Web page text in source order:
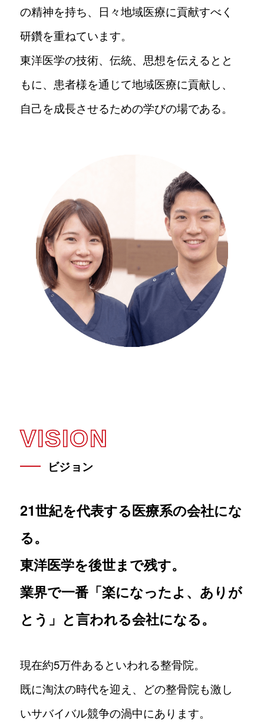
輩インタビュー｜石川玲美さん
ネージャーに聞く100の質問
レーナー活動
ラシオンのさまざまな働き方
CONDITIONS
内風景
利厚生
ラシオン社員のリアル
舗一覧
採用情報
FAQ
の精神を持ち、日々地域医療に貢献すべく
研鑽を重ねています。
東洋医学の技術、伝統、思想を伝えるとと
もに、患者様を通じて地域医療に貢献し、
自己を成長させるための学びの場である。
VISION
ビジョン
21世紀を代表する医療系の会社にな
る。
東洋医学を後世まで残す。
業界で一番「楽になったよ、ありが
とう」と言われる会社になる。
現在約5万件あるといわれる整骨院。
既に淘汰の時代を迎え、どの整骨院も激し
いサバイバル競争の渦中にあります。